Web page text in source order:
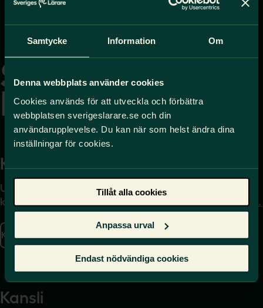
Samtycke Information Om
Denna webbplats använder cookies
Cookies används för att utveckla och förbättra
webbplatsen sverigeslarare.se och din
användarupplevelse. Du kan när som helst ändra dina
inställningar för cookies.
Tillåt alla cookies
Anpassa urval
Endast nödvändiga cookies
till
startsidan
Kontakta
Uppgifter om hur du
kontaktar oss finns här.
Kontakta oss
Press
Journalist – du når oss
på press@sverigeslarare.
se
Presskontakt
Kansli